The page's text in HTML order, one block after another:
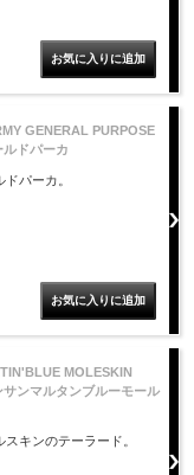
GENERAL PURPOSE
ドパーカ
パーカ。
MOLESKIN
ンマルタンブルーモール
キンのテーラード。